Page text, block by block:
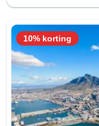
10% korting